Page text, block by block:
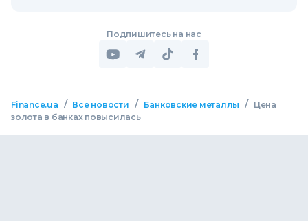
Подпишитесь на нас
Finance.ua / Все новости / Банковские металлы /
Цена
золота в банках повысилась